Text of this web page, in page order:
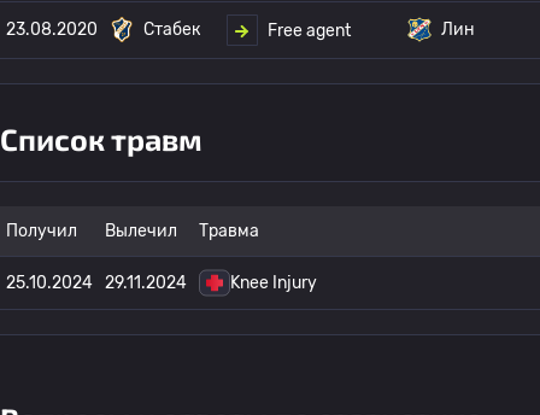
23.08.2020 Стабек Free agent Лин
Список травм
Получил Вылечил Травма
25.10.2024 29.11.2024 Knee Injury